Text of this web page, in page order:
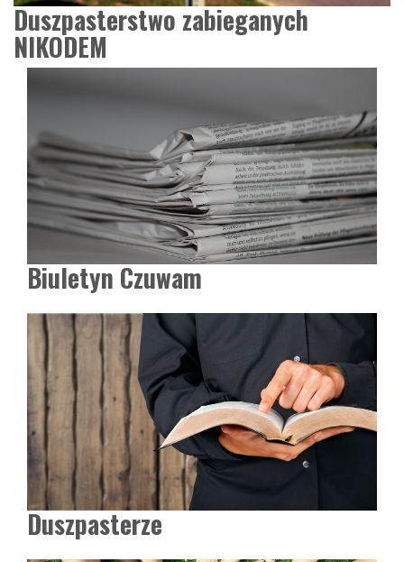
Duszpasterstwo zabieganych
NIKODEM
Biuletyn Czuwam
Duszpasterze